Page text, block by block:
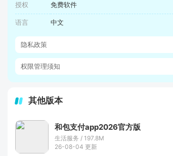
授权 免费软件
语言 中文
隐私政策
权限管理须知
其他版本
和包支付app2026官方版
生活服务 / 197.8M
26-08-04 更新